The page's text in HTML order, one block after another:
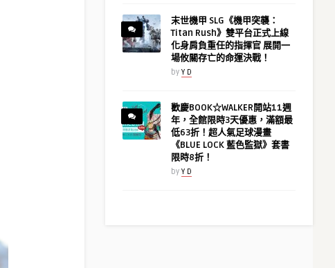
末世機甲 SLG《機甲突襲：
Titan Rush》雙平台正式上線
化身肩負重任的指揮官 展開一
場攸關存亡的命運決戰！
by Y D
歡慶BOOK☆WALKER開站11週
年，全館限時3天優惠，滿額最
低63折！超人氣足球漫畫
《BLUE LOCK 藍色監獄》套書
限時8折！
by Y D